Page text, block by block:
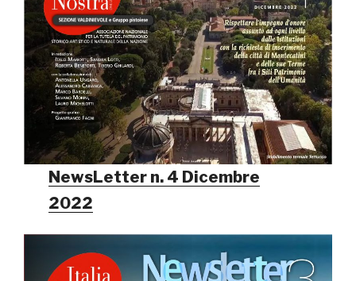
NewsLetter n. 4 Dicembre
2022